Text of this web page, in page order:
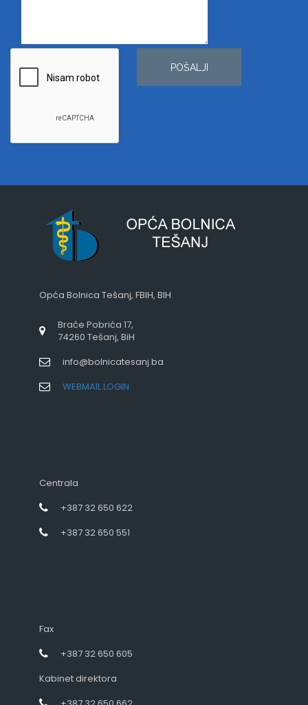
POŠALJI
Opća Bolnica Tešanj, FBIH, BIH
Braće Pobrića 17,
74260 Tešanj, BiH
info@bolnicatesanj.ba
WEBMAIL LOGIN
Centrala
+387 32 650 622
+387 32 650 551
Fax
+387 32 650 605
Kabinet direktora